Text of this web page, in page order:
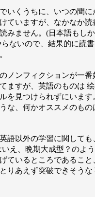
いくうちに、いつの間
ていますが、なかなか読
みません。(日本語もし
ないので、結果的に読
ノンフィクションが一番
ますが、英語のものは
を見つけられずにいます
な、何かオススメのもの
語以外の学習に関して
え、晩期大成型？のよ
ているところであること
りあえず突破できそうな